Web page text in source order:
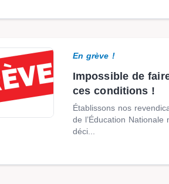
En grève !
Impossible de
ces conditions !
Établissons nos
de l’Éducation Nationale
déci...